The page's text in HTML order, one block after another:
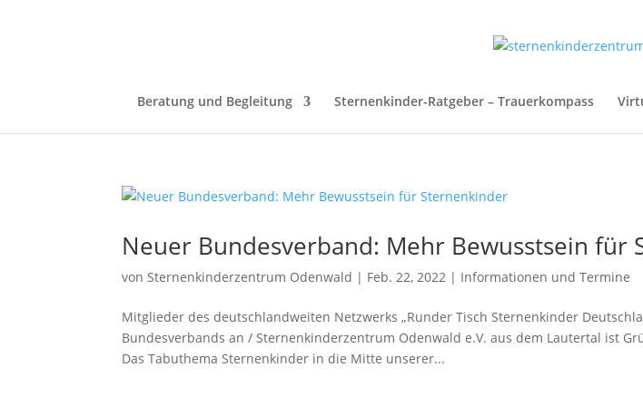
Beratung und Begleitung Sternenkinder-Ratgeber – Trauerkompass
Neuer Bundesverband: Mehr Bewusstsein für
vonSternenkinderzentrum Odenwald | Feb. 22, 2022 | Informationen und Termine
Mitglieder des deutschlandweiten Netzwerks „Runder Tisch Sternenkinder
Bundesverbands an / Sternenkinderzentrum Odenwald e.V. aus dem Lautertal ist
Das Tabuthema Sternenkinder in die Mitte unserer...